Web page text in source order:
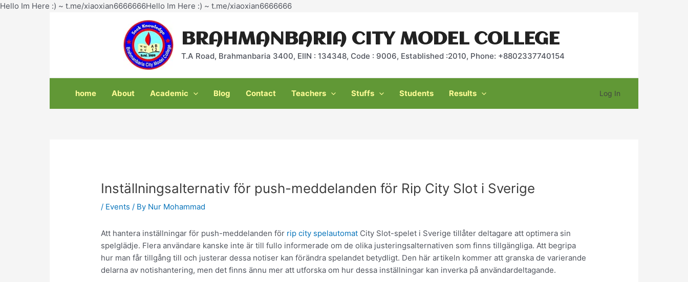
Hello Im Here :) ~ t.me/xiaoxian6666666Hello Im Here :) ~ t.me/xiaoxian6666666Skip
content
BRAHMANBARIA CITY MODEL COLLEGE
T.A Road, Brahmanbaria 3400, EIIN : 134348, Code : 9006, Established :2010, Phone: +8802337740154
home About Academic Blog Contact Teachers Stuffs Students Results Log In
Inställningsalternativ för push-meddelanden för Rip City Slot i Sverige
/ Events / By Nur Mohammad
Att hantera inställningar för push-meddelanden för rip city spelautomat City Slot-spelet i Sverige tillåter deltagare att optimera sin
spelglädje. Flera användare kanske inte är till fullo informerade om de olika justeringsalternativen som finns tillgängliga. Att begripa
hur man får tillgång till och justerar dessa notiser kan förändra spelandet betydligt. Den här artikeln kommer att granska de varierande
delarna av notishantering, men det finns ännu mer att utforska om hur dessa inställningar kan inverka på användardeltagande.